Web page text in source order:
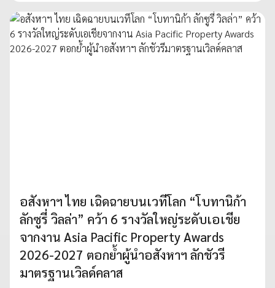
อสังหาฯ ไทย เฉิดฉายบนเวทีโลก “โบทานิก้า
ลักซูรี่ วิลล่า” คว้า 6 รางวัลใหญ่ระดับเอเชีย
จากงาน Asia Pacific Property Awards
2026-2027 ตอกย้ำผู้นำอสังหาฯ ลักชัวรี
มาตรฐานเวิลด์คลาส